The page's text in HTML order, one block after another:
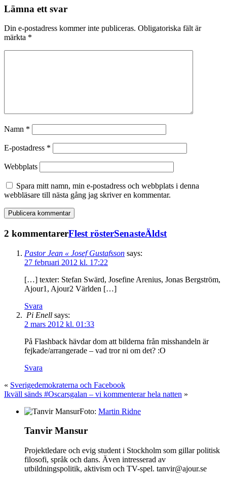
Lämna ett svar
Din e-postadress kommer inte publiceras. Obligatoriska fält är
märkta *
Namn *
E-postadress *
Webbplats
Spara mitt namn, min e-postadress och webbplats i denna
webbläsare till nästa gång jag skriver en kommentar.
2 kommentarerFlest rösterSenasteÄldst
Pastor Jean « Josef Gustafsson says:
27 februari 2012 kl. 17:22
[…] texter: Stefan Swärd, Josefine Arenius, Jonas Bergström,
Ajour1, Ajour2 Världen […]
Svara
Pi Enell says:
2 mars 2012 kl. 01:33
På Flashback hävdar dom att bilderna från misshandeln är
fejkade/arrangerade – vad tror ni om det? :O
Svara
« Sverigedemokraterna och Facebook
Ikväll sänds #Oscarsgalan – vi kommenterar hela natten »
Foto: Martin Ridne
Tanvir Mansur
Projektledare och evig student i Stockholm som gillar politisk
filosofi, språk och dans. Även intresserad av
utbildningspolitik, aktivism och TV-spel. tanvir@ajour.se